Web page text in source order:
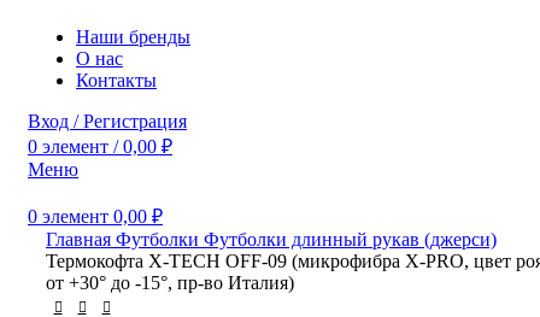
Наши бренды
О нас
Контакты
Вход / Регистрация
0 элемент / 0,00 ₽
Меню
0 элемент 0,00 ₽
Главная Футболки Футболки длинный рукав (джерси)
Термокофта X-TECH OFF-09 (микрофибра X-PRO, цвет
от +30° до -15°, пр-во Италия)